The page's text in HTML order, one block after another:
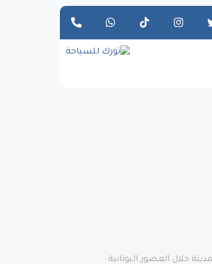
خلال العصور اليونانية